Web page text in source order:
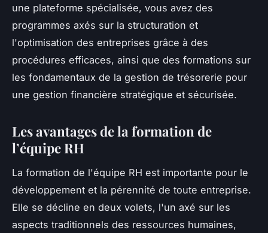
une plateforme spécialisée, vous avez des
programmes axés sur la structuration et
l'optimisation des entreprises grâce à des
procédures efficaces, ainsi que des formations sur
les fondamentaux de la gestion de trésorerie pour
une gestion financière stratégique et sécurisée.
Les avantages de la formation de
l’équipe RH
La formation de l'équipe RH est importante pour le
développement et la pérennité de toute entreprise.
Elle se décline en deux volets, l'un axé sur les
aspects traditionnels des ressources humaines,